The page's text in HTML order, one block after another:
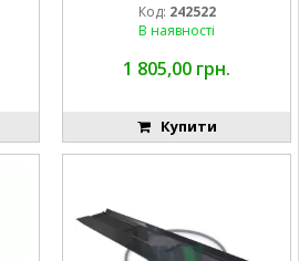
Код: 242522
В наявності
1 805,00 грн.
Купити